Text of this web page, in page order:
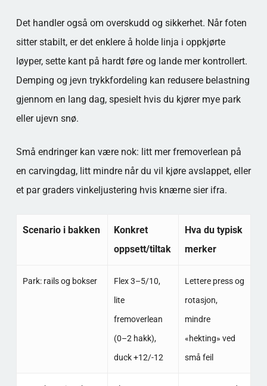
Det handler også om overskudd og sikkerhet. Når foten
sitter stabilt, er det enklere å holde linja i oppkjørte
løyper, sette kant på hardt føre og lande mer kontrollert.
Demping og jevn trykkfordeling kan redusere belastning
gjennom en lang dag, spesielt hvis du kjører mye park
eller ujevn snø.
Små endringer kan være nok: litt mer fremoverlean på
en carvingdag, litt mindre når du vil kjøre avslappet, eller
et par graders vinkeljustering hvis knærne sier ifra.
Scenario i bakken
Konkret
oppsett/tiltak
Hva du typisk
merker
Park: rails og bokser
Flex 3–5/10,
lite
fremoverlean
(0–2 hakk),
duck +12/-12
Lettere press og
rotasjon,
mindre
«hekting» ved
små feil